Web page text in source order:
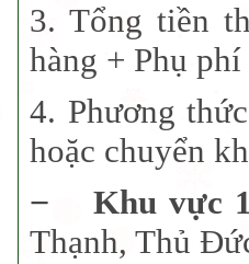
3. Tổng tiền
hàng + Phụ
4. Phương
hoặc chuyển
−
Khu vực
Thạnh, Thủ